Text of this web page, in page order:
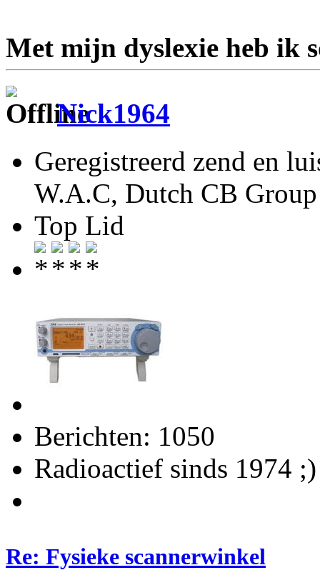
Met mijn dyslexie heb ik
Nick1964
Geregistreerd zend en
W.A.C, Dutch CB
Top Lid
Berichten: 1050
Radioactief sinds 1974 ;)
Re: Fysieke scannerwinkel